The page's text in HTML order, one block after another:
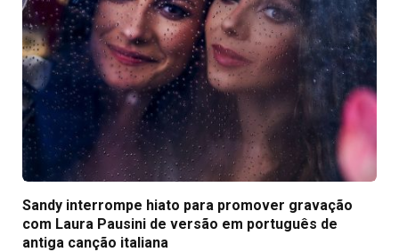
Sandy interrompe hiato para promover gravação
com Laura Pausini de versão em português de
antiga canção italiana